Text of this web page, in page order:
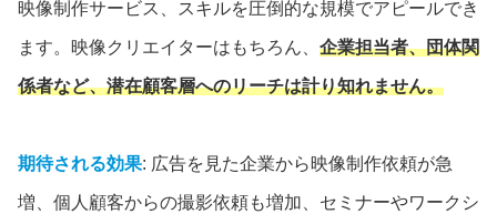
映像制作サービス、スキルを圧倒的な規模でアピールでき
ます。映像クリエイターはもちろん、 企業担当者、団体関
係者など、潜在顧客層へのリーチは計り知れません。
期待される効果: 広告を見た企業から映像制作依頼が急
増、個人顧客からの撮影依頼も増加、セミナーやワークシ